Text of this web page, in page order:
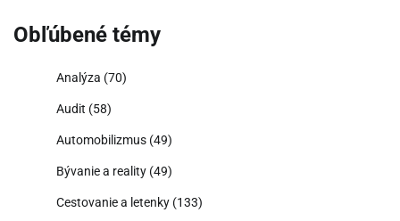
Obľúbené témy
Analýza (70)
Audit (58)
Automobilizmus (49)
Bývanie a reality (49)
Cestovanie a letenky (133)